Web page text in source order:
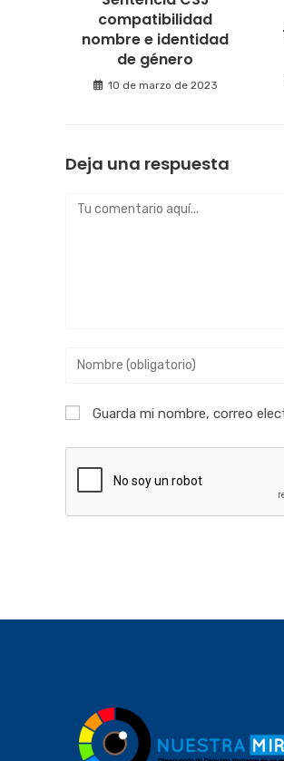
compatibilidad
nombre e identidad
de género
10 de marzo de 2023
Deja una respuesta
Guarda mi nombre, correo